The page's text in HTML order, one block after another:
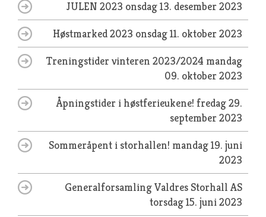
JULEN 2023 onsdag 13. desember 2023
Høstmarked 2023 onsdag 11. oktober 2023
Treningstider vinteren 2023/2024 mandag
09. oktober 2023
Åpningstider i høstferieukene! fredag 29.
september 2023
Sommeråpent i storhallen! mandag 19. juni
2023
Generalforsamling Valdres Storhall AS
torsdag 15. juni 2023